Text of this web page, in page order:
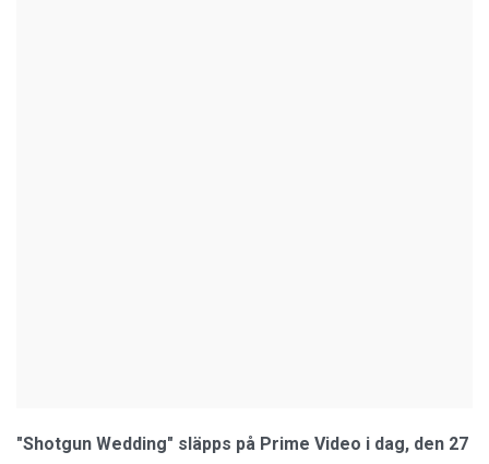
"Shotgun Wedding" släpps på Prime Video i dag, den 27